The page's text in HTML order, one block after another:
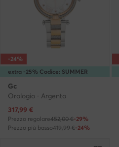
extra -25% Codice: SUMMER
-24%
Gc
Orologio · Argento
Prezzo attuale
317,99 €
Prezzo regolare452,00 €-29%
Prezzo più basso419,99 €-24%